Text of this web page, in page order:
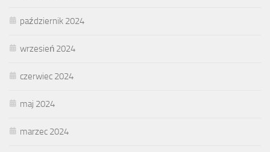
październik 2024
wrzesień 2024
czerwiec 2024
maj 2024
marzec 2024